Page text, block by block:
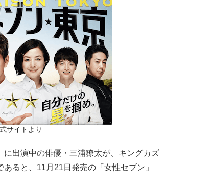
サイトより
出演中の俳優・三浦獠太が、キングカズ
ると、11月21日発売の「女性セブン」